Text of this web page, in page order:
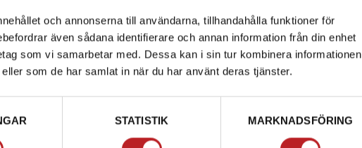
och annonserna till användarna, tillhandahålla funktioner för
även sådana identifierare och annan information från din enhet
som vi samarbetar med. Dessa kan i sin tur kombinera informationen
som de har samlat in när du har använt deras tjänster.
STATISTIK MARKNADSFÖRING